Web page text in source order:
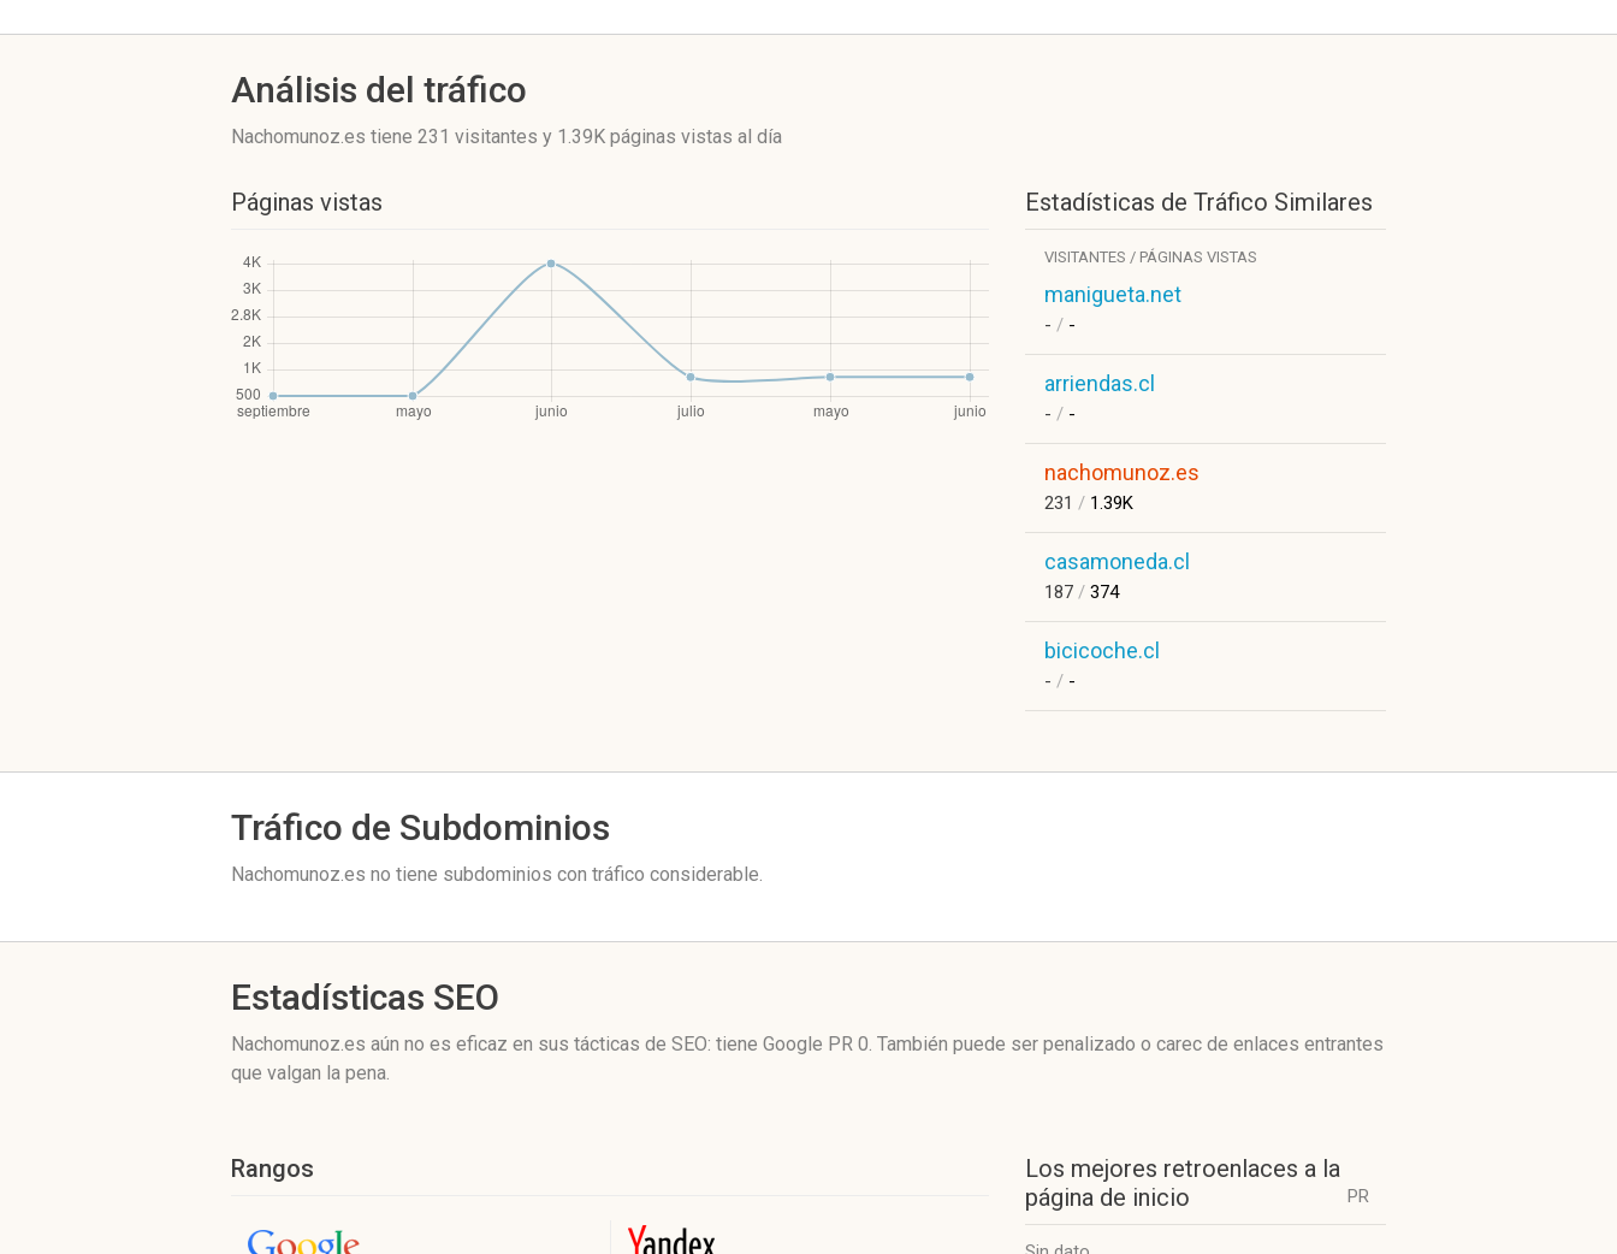
Análisis del tráfico
Nachomunoz.es tiene 231 visitantes y 1.39K páginas vistas al día
Páginas vistas Estadísticas de Tráfico Similares
VISITANTES / PÁGINAS VISTAS
manigueta.net
- / -
arriendas.cl
- / -
nachomunoz.es
231 / 1.39K
casamoneda.cl
187 / 374
bicicoche.cl
- / -
Tráfico de Subdominios
Nachomunoz.es no tiene subdominios con tráfico considerable.
Estadísticas SEO
Nachomunoz.es aún no es eficaz en sus tácticas de SEO: tiene Google PR 0. También puede ser penalizado o carec de enlaces entrantes
que valgan la pena.
Rangos
Los mejores retroenlaces a la
página de inicio
PR